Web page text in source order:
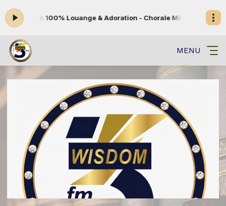
now: 100% Louange & Adoration - Chorale Ministère de la parole
MENU